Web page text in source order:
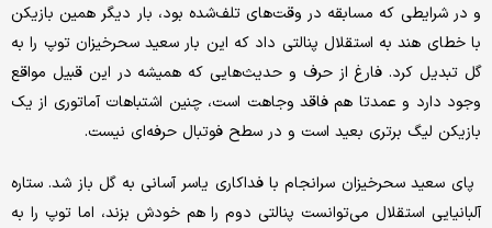
و در شرایطی که مسابقه در وقت‌های تلف‌شده بود، بار دیگر همین بازیکن
با خطای هند به استقلال پنالتی داد که این بار سعید سحرخیزان توپ را به
گل تبدیل کرد. فارغ از حرف و حدیث‌هایی که همیشه در این قبیل مواقع
وجود دارد و عمدتا هم فاقد وجاهت است، چنین اشتباهات آماتوری از یک
بازیکن لیگ برتری بعید است و در سطح فوتبال حرفه‌ای نیست.
پای سعید سحرخیزان سرانجام با فداکاری یاسر آسانی به گل باز شد. ستاره
آلبانیایی استقلال می‌توانست پنالتی دوم را هم خودش بزند، اما توپ را به